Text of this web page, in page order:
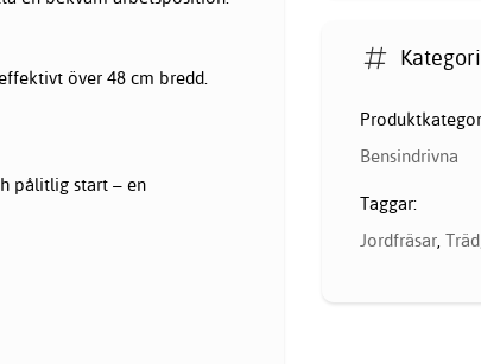
över 48 cm bredd.
pålitlig start – en
Bensindrivna
Taggar:
Jordfräsar,